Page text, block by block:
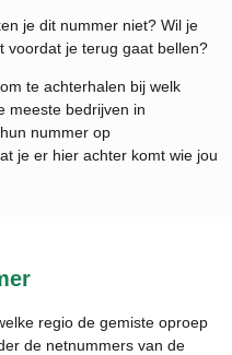
je dit nummer niet? Wil je
voordat je terug gaat bellen?
te achterhalen bij welk
meeste bedrijven in
nummer op
je er hier achter komt wie jou
regio de gemiste oproep
de netnummers van de